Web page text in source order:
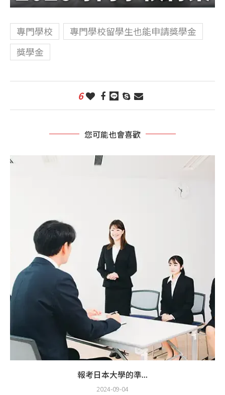
專門學校
專門學校留學生也能申請獎學金
獎學金
6
您可能也會喜歡
報考日本大學的準...
2024-09-04